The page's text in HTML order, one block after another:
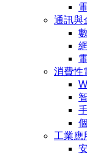
通訊與
消費性
工業應